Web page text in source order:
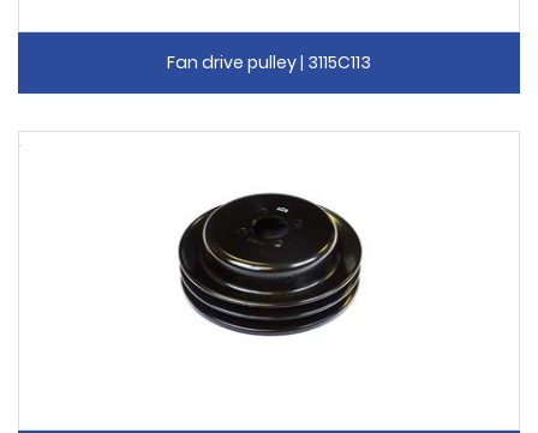
Fan drive pulley | 3115C113